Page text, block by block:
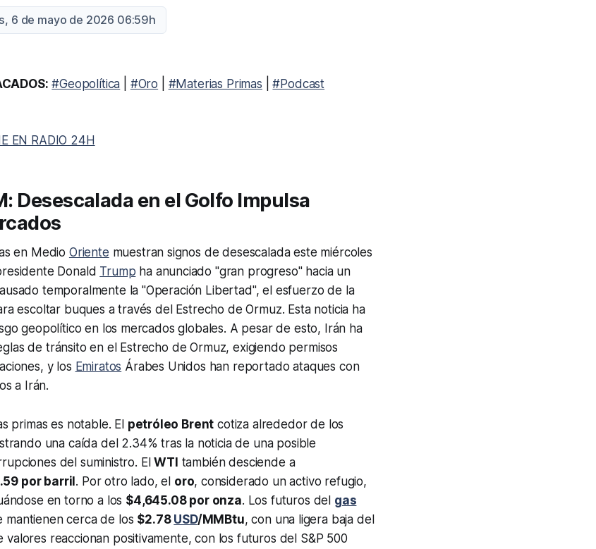
6 de mayo de 2026 06:59h
#Geopolítica #Oro #Materias Primas |#Podcast
EN RADIO 24H
Desescalada en el Golfo Impulsa
en Medio Oriente muestran signos de desescalada este miércoles
Donald Trump ha anunciado "gran progreso" hacia un
temporalmente la "Operación Libertad", el esfuerzo de la
escoltar buques a través del Estrecho de Ormuz. Esta noticia ha
geopolítico en los mercados globales. A pesar de esto, Irán ha
de tránsito en el Estrecho de Ormuz, exigiendo permisos
y los Emiratos Árabes Unidos han reportado ataques con
a Irán.
primas es notable. El petróleo Brent cotiza alrededor de los
una caída del 2.34% tras la noticia de una posible
del suministro. ElWTI también desciende a
por barril . Por otro lado, el oro, considerado un activo refugio,
en torno a los $4,645.08 por onza. Los futuros del gas
mantienen cerca de los $2.78 USD/MMBtu, con una ligera baja del
valores reaccionan positivamente, con los futuros del S&P 500